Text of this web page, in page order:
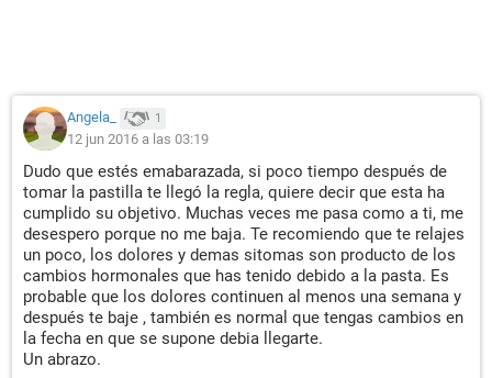
Angela_ 1
12 jun 2016 a las 03:19
Dudo que estés emabarazada, si poco tiempo después de
tomar la pastilla te llegó la regla, quiere decir que esta ha
cumplido su objetivo. Muchas veces me pasa como a ti, me
desespero porque no me baja. Te recomiendo que te relajes
un poco, los dolores y demas sitomas son producto de los
cambios hormonales que has tenido debido a la pasta. Es
probable que los dolores continuen al menos una semana y
después te baje , también es normal que tengas cambios en
la fecha en que se supone debia llegarte.
Un abrazo.